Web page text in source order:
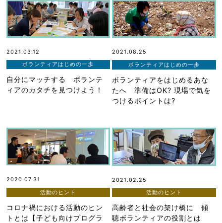
2021.03.12
ボランティアはじめの一歩
自分にマッチする ボランテ
ィアのカタチを見つけよう！
2021.08.25
ボランティアはじめの一歩
ボランティアをはじめるあな
たへ 準備はOK? 現場で気を
つけるポイントは?
2020.07.31
活動のヒント
コロナ禍における活動のヒン
トとは【子ども向けプログラ
2021.02.25
活動のヒント
高齢者と社会の架け橋に 傾
聴ボランティアの役割とは